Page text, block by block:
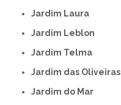
Jardim Laura
Jardim Leblon
Jardim Telma
Jardim das Oliveiras
Jardim do Mar